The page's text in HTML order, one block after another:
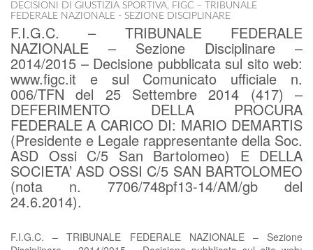
DECISIONI DI GIUSTIZIA SPORTIVA, FIGC – TRIBUNALE
FEDERALE NAZIONALE - SEZIONE DISCIPLINARE
F.I.G.C. – TRIBUNALE FEDERALE
NAZIONALE – Sezione Disciplinare –
2014/2015 – Decisione pubblicata sul sito web:
www.figc.it e sul Comunicato ufficiale n.
006/TFN del 25 Settembre 2014 (417) –
DEFERIMENTO DELLA PROCURA
FEDERALE A CARICO DI: MARIO DEMARTIS
(Presidente e Legale rappresentante della Soc.
ASD Ossi C/5 San Bartolomeo) E DELLA
SOCIETA’ ASD OSSI C/5 SAN BARTOLOMEO
(nota n. 7706/748pf13-14/AM/gb del
24.6.2014).
F.I.G.C. – TRIBUNALE FEDERALE NAZIONALE – Sezione